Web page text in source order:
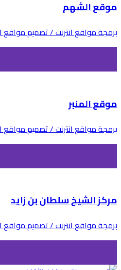
موقع الشهم
برمجة مواقع انترنت / تصميم مواقع
موقع المنبر
برمجة مواقع انترنت / تصميم مواقع
مركز الشيخ سلطان بن زايد
برمجة مواقع انترنت / تصميم مواقع